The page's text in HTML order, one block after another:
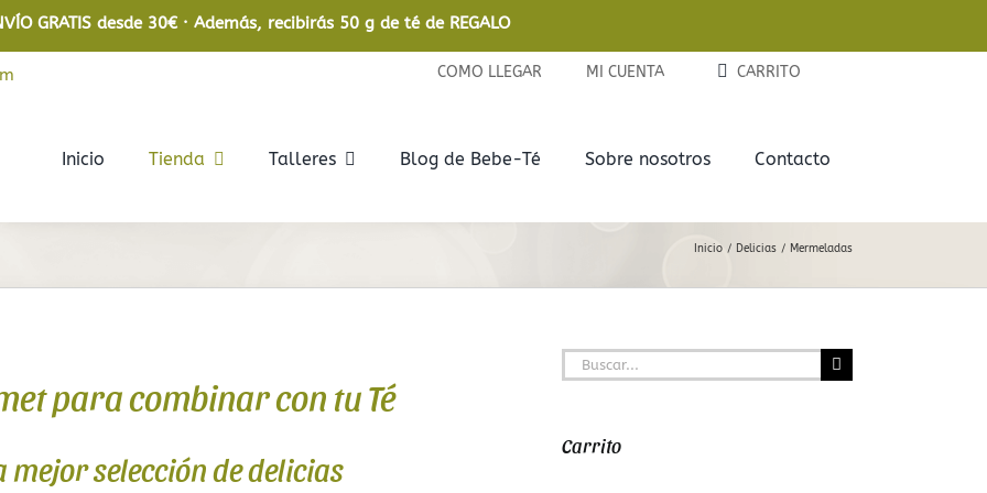
GRATIS desde 30€ · Además, recibirás 50 g de té de REGALO
COMO LLEGAR MI CUENTA CARRITO
Inicio Tienda
Rooibos De frutas
Relajantes
Tazas y Termos
Delicias
Chocolates
Talleres Blog de Bebe-Té Sobre nosotros Contacto
Inicio Delicias Mermeladas
para combinar con tu Té
mejor selección de delicias
Buscar:
Carrito